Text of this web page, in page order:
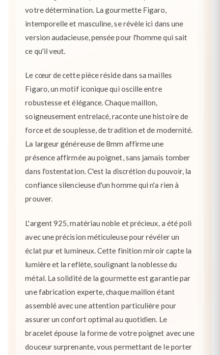
votre détermination. La gourmette Figaro,
intemporelle et masculine, se révèle ici dans une
version audacieuse, pensée pour l'homme qui sait
ce qu'il veut.
Le cœur de cette pièce réside dans sa mailles
Figaro, un motif iconique qui oscille entre
robustesse et élégance. Chaque maillon,
soigneusement entrelacé, raconte une histoire de
force et de souplesse, de tradition et de modernité.
La largeur généreuse de 8mm affirme une
présence affirmée au poignet, sans jamais tomber
dans l'ostentation. C'est la discrétion du pouvoir, la
confiance silencieuse d'un homme qui n'a rien à
prouver.
L'argent 925, matériau noble et précieux, a été poli
avec une précision méticuleuse pour révéler un
éclat pur et lumineux. Cette finition miroir capte la
lumière et la reflète, soulignant la noblesse du
métal. La solidité de la gourmette est garantie par
une fabrication experte, chaque maillon étant
assemblé avec une attention particulière pour
assurer un confort optimal au quotidien. Le
bracelet épouse la forme de votre poignet avec une
douceur surprenante, vous permettant de le porter